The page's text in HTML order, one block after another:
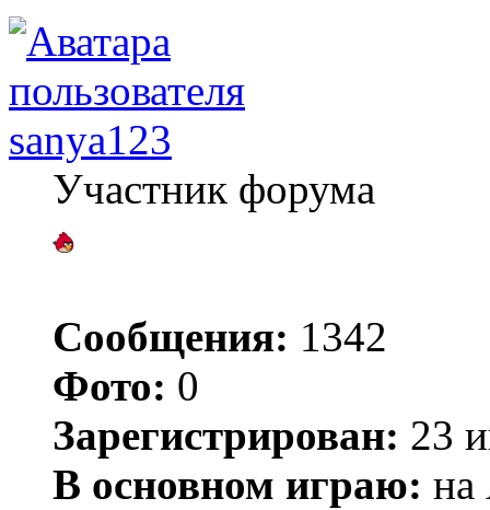
sanya123
Участник форума
Сообщения: 1342
Фото: 0
Зарегистрирован: 23
В основном играю: на